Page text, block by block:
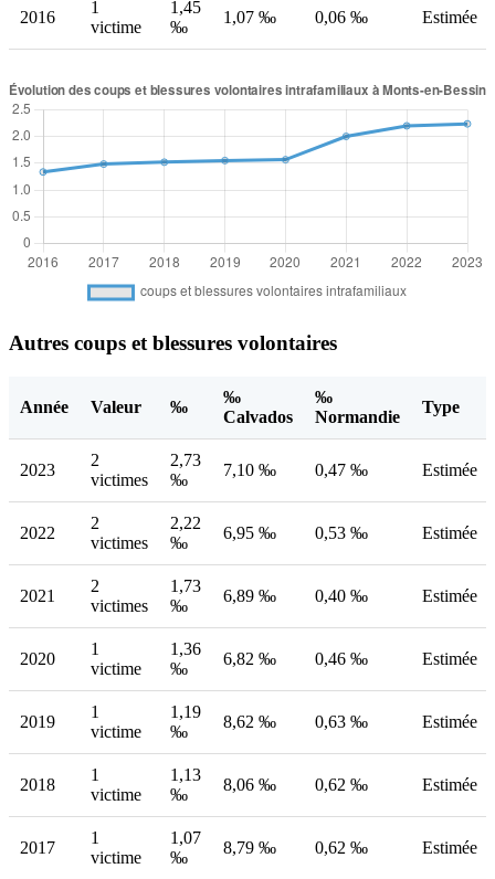
2016
1
victime
1,45
‰
1,07 ‰ 0,06 ‰ Estimée
Autres coups et blessures volontaires
Année Valeur ‰
‰
Calvados
‰
Normandie
Type
2023
2
victimes
2,73
‰
7,10 ‰ 0,47 ‰ Estimée
2022
2
victimes
2,22
‰
6,95 ‰ 0,53 ‰ Estimée
2021
2
victimes
1,73
‰
6,89 ‰ 0,40 ‰ Estimée
2020
1
victime
1,36
‰
6,82 ‰ 0,46 ‰ Estimée
2019
1
victime
1,19
‰
8,62 ‰ 0,63 ‰ Estimée
2018
1
victime
1,13
‰
8,06 ‰ 0,62 ‰ Estimée
2017
1
victime
1,07
‰
8,79 ‰ 0,62 ‰ Estimée